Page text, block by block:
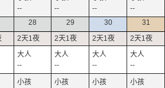
-- -- --
--
28
--
29
--
30
--
31
--